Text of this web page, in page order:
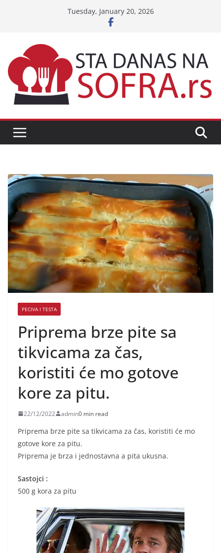
Tuesday, January 20, 2026
PECIVA I TESTA
Priprema brze pite sa
tikvicama za čas,
koristiti će mo gotove
kore za pitu.
22/12/2022 admin0 min read
Priprema brze pite sa tikvicama za čas, koristiti će mo
gotove kore za pitu.
Priprema je brza i jednostavna a pita ukusna.
Sastojci :
500 g kora za pitu